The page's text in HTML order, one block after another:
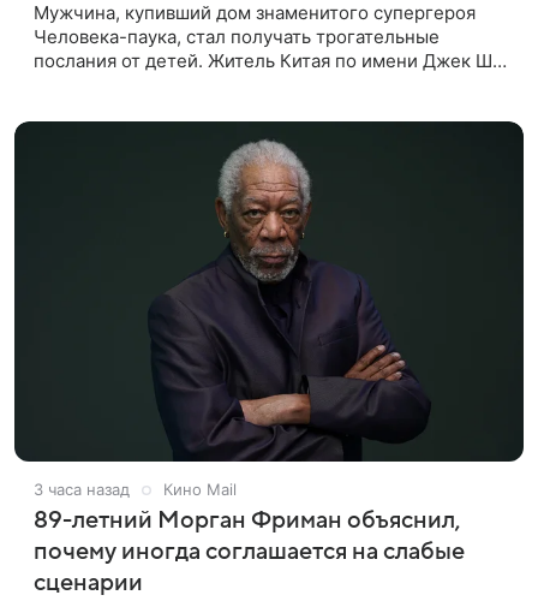
Мужчина, купивший дом знаменитого супергероя
Человека-паука, стал получать трогательные
послания от детей. Житель Китая по имени Джек Ши
3 часа назад Кино Mail
89-летний Морган Фриман объяснил,
почему иногда соглашается на слабые
сценарии